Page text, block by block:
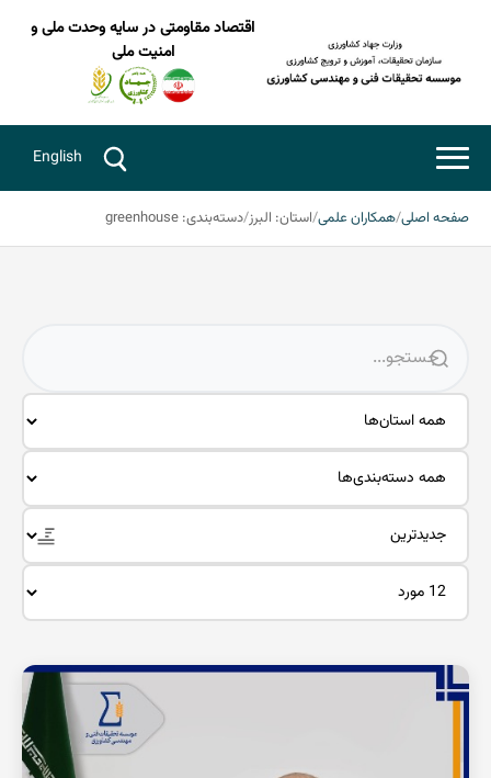
اقتصاد مقاومتی در سایه وحدت ملی و
امنیت ملی
English
صفحه اصلی همکاران علمی استان: البرز دسته‌بندی: greenhouse